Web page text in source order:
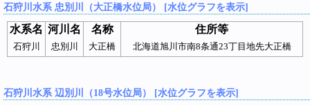
石狩川水系 忠別川（大正橋水位局） [水位グラフを表示]
水系名 河川名 名称 住所等
石狩川 忠別川 大正橋 北海道旭川市南8条通23丁目地先大正橋
石狩川水系 辺別川（18号水位局） [水位グラフを表示]